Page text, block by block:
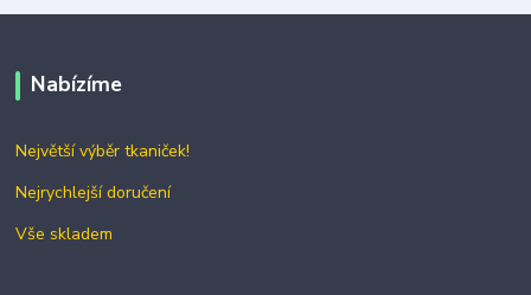
Nabízíme
Největší výběr tkaniček!
Nejrychlejší doručení
Vše skladem